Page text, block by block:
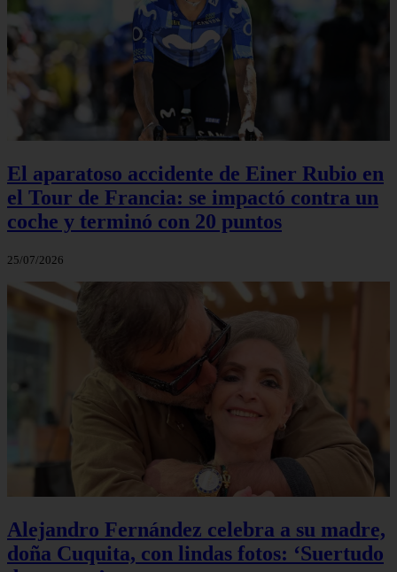
El aparatoso accidente de Einer Rubio en
el Tour de Francia: se impactó contra un
coche y terminó con 20 puntos
25/07/2026
Alejandro Fernández celebra a su madre,
doña Cuquita, con lindas fotos: ‘Suertudo